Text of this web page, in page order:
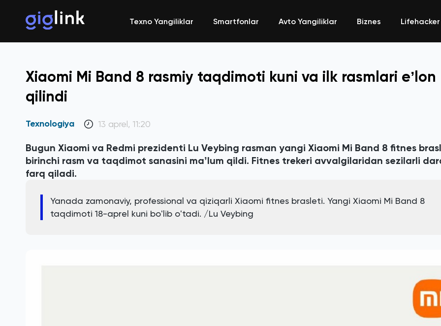
Texno Yangiliklar Smartfonlar Avto Yangiliklar Biznes Lifehacker
Xiaomi Mi Band 8 rasmiy taqdimoti kuni va ilk rasmlari eʼlon
qilindi
Texnologiya 13 aprel, 11:20
Bugun Xiaomi va Redmi prezidenti Lu Veybing rasman yangi Xiaomi Mi Band 8 fitnes
birinchi rasm va taqdimot sanasini maʼlum qildi. Fitnes trekeri avvalgilaridan sezilarli
farq qiladi.
Yanada zamonaviy, professional va qiziqarli Xiaomi fitnes brasleti. Yangi Xiaomi Mi Band 8
taqdimoti 18-aprel kuni boʻlib oʻtadi. /Lu Veybing